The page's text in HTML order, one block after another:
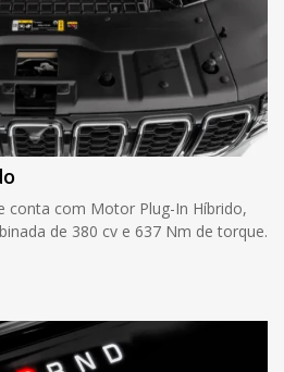
conta com Motor Plug-In Híbrido,
de 380 cv e 637 Nm de torque.